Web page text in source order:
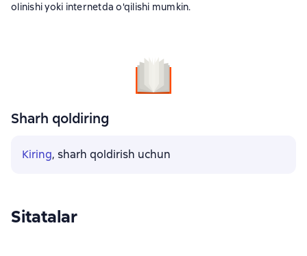
olinishi yoki internetda o'qilishi mumkin.
Sharh qoldiring
Kiring, sharh qoldirish uchun
Sitatalar